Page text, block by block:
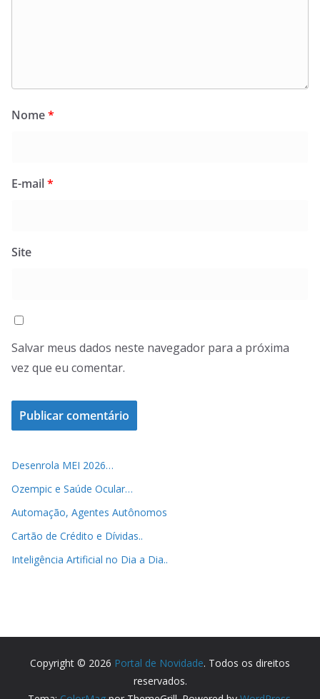
Nome*
E-mail*
Site
Salvar meus dados neste navegador para a próxima
vez que eu comentar.
Desenrola MEI 2026…
Ozempic e Saúde Ocular…
Automação, Agentes Autônomos
Cartão de Crédito e Dívidas..
Inteligência Artificial no Dia a Dia..
Copyright © 2026 Portal de Novidade. Todos os direitos
reservados.